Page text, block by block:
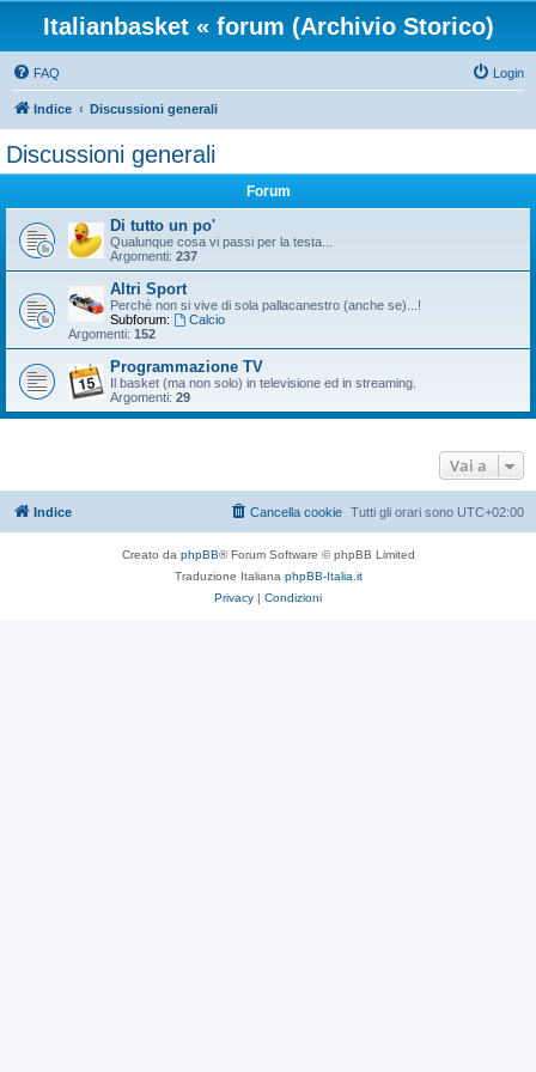
Italianbasket « forum (Archivio Storico)
FAQ Login
Indice Discussioni generali
Discussioni generali
Forum
Di tutto un po'
Qualunque cosa vi passi per la testa...
Argomenti: 237
Altri Sport
Perchè non si vive di sola pallacanestro (anche se)...!
Subforum:
Calcio
Argomenti: 152
Programmazione TV
Il basket (ma non solo) in televisione ed in streaming.
Argomenti: 29
Vai a
Indice Tutti gli orari sono UTC+02:00
Cancella cookie
Creato da phpBB® Forum Software © phpBB Limited
Traduzione Italiana phpBB-Italia.it
Privacy | Condizioni